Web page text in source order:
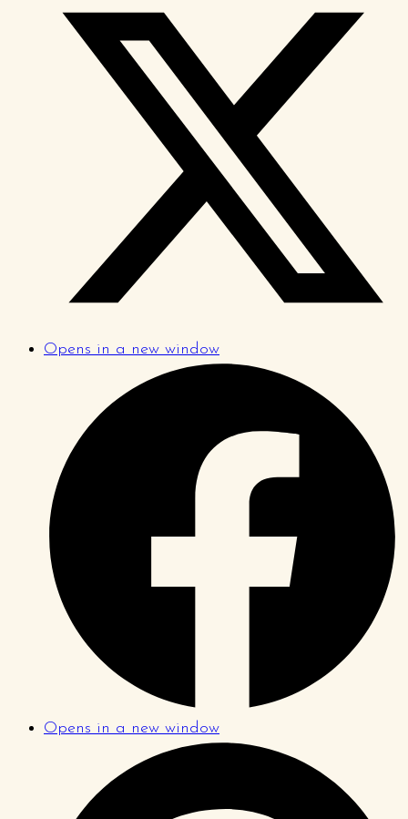
Opens in a new window
Opens in a new window